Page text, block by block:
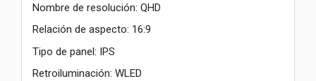
Nombre de resolución: QHD
Relación de aspecto: 16:9
Tipo de panel: IPS
Retroiluminación: WLED